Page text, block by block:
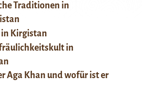
Traditionen in
in Kirgistan
in
Aga Khan und wofür ist er